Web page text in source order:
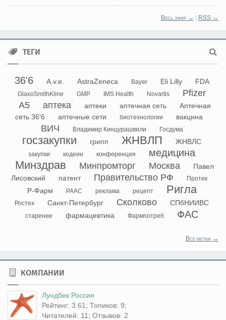
Весь эфир → RSS →
ТЕГИ
36'6 A.v.e. AstraZeneca Bayer Eli Lilly FDA
GlaxoSmithKline GMP IMS Health Novartis
Pfizer
А5
аптека аптеки аптечная сеть
Аптечная
сеть 36'6
аптечные сети биотехнологии вакцина
ВИЧ Владимир Кинцурашвили Госдума
госзакупки грипп ЖНВЛП ЖНВЛС
закупки кодеин конференция медицина
Минздрав Минпромторг Москва
Павел
Лисовский
патент Правительство РФ Протек
Р-Фарм РААС реклама рецепт Ригла
Ростех Санкт-Петербург Сколково СПбНИИВС
старение фармацевтика Фармпотреб ФАС
Все метки →
КОМПАНИИ
Лундбек Россия
Рейтинг: 3.61; Топиков: 9;
Читателей: 11; Отзывов: 2